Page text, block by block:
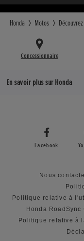
Honda Motos
Concessionnaire
En savoir plus sur Honda
Facebook
Nous
Politique relative à
Honda
Politique relative à